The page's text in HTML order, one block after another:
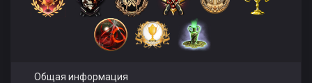
Общая информация